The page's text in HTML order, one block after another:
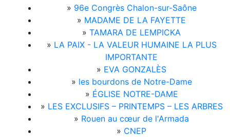
» 96e Congrès Chalon-sur-Saône
» MADAME DE LA FAYETTE
» TAMARA DE LEMPICKA
» LA PAIX - LA VALEUR HUMAINE LA PLUS
IMPORTANTE
» EVA GONZALÈS
» les bourdons de Notre-Dame
» ÉGLISE NOTRE-DAME
» LES EXCLUSIFS – PRINTEMPS – LES ARBRES
» Rouen au cœur de l'Armada
» CNEP